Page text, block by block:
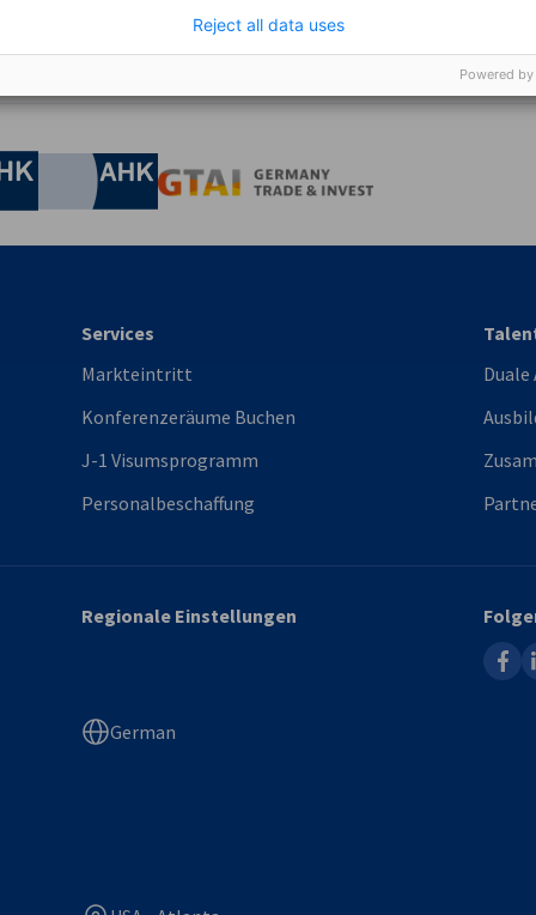
Industrie- und Handelskammer
Industrie- und Handelskammer
AHK.de
Services
Markteintritt
Konferenzeräume Buchen
J-1 Visumsprogramm
Personalbeschaffung
Duale
Regionale Einstellungen
German
Reject all data uses
Powered by